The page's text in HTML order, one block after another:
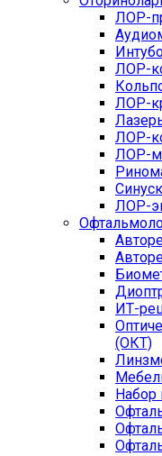
ЛОР-
ЛОР-
ЛОР-
ЛОР-
ЛОР-
ЛОР-
ИТ-
(ОКТ)
Набор